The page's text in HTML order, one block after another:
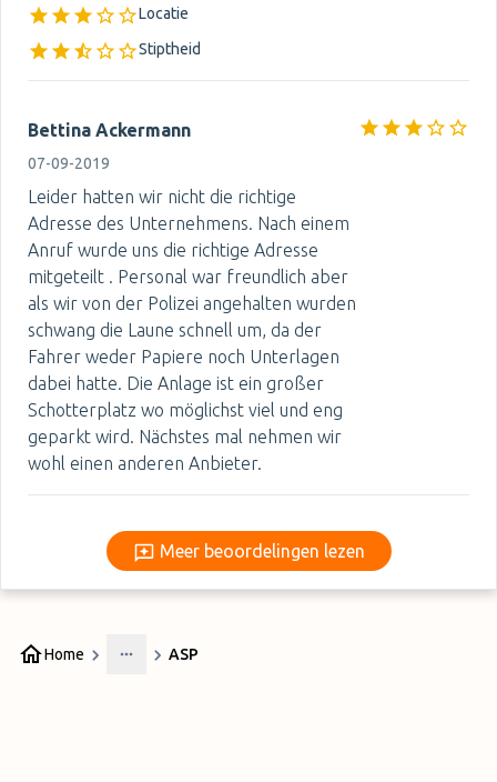
Locatie
Stiptheid
Bettina Ackermann
07-09-2019
Leider hatten wir nicht die richtige
Adresse des Unternehmens. Nach einem
Anruf wurde uns die richtige Adresse
mitgeteilt . Personal war freundlich aber
als wir von der Polizei angehalten wurden
schwang die Laune schnell um, da der
Fahrer weder Papiere noch Unterlagen
dabei hatte. Die Anlage ist ein großer
Schotterplatz wo möglichst viel und eng
geparkt wird. Nächstes mal nehmen wir
wohl einen anderen Anbieter.
Meer beoordelingen lezen
Meer beoordelingen lezen
Home
More
ASP